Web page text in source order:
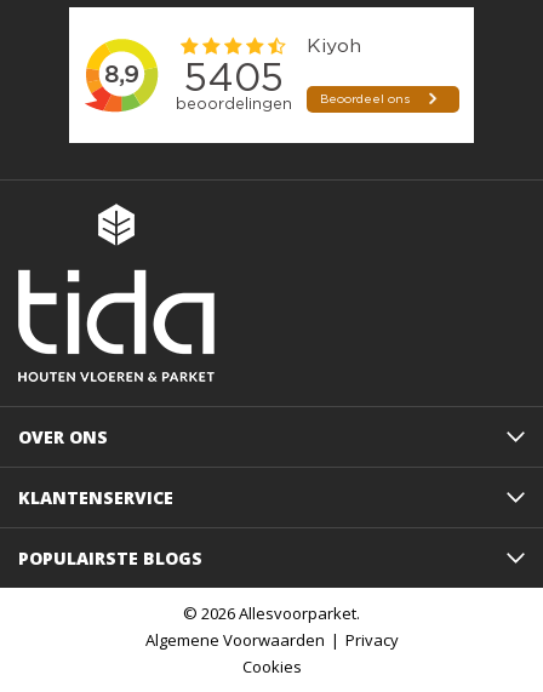
OVER ONS
KLANTENSERVICE
POPULAIRSTE BLOGS
© 2026 Allesvoorparket.
Algemene Voorwaarden
Privacy
Cookies